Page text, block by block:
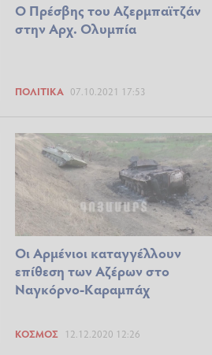
Ο Πρέσβης του Αζερμπαϊτζάν
στην Αρχ. Ολυμπία
ΠΟΛΙΤΙΚΆ 07.10.2021 17:53
Οι Αρμένιοι καταγγέλλουν
επίθεση των Αζέρων στο
Ναγκόρνο-Καραμπάχ
ΚΌΣΜΟΣ 12.12.2020 12:26